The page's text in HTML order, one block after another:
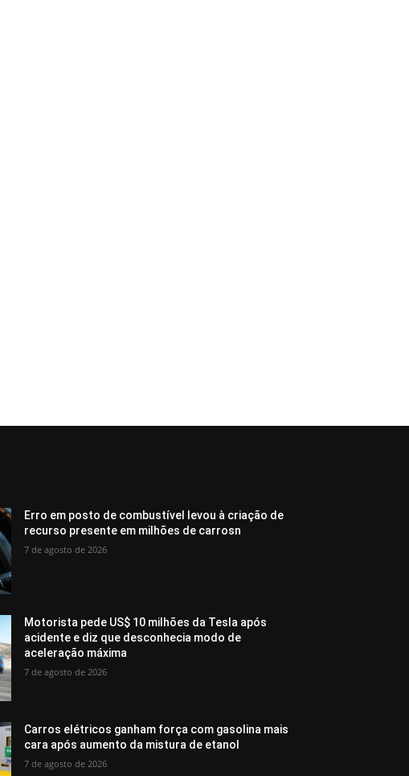
Erro em posto de combustível levou à criação de
recurso presente em milhões de carrosn
7 de agosto de 2026
Motorista pede US$ 10 milhões da Tesla após
acidente e diz que desconhecia modo de
aceleração máxima
7 de agosto de 2026
Carros elétricos ganham força com gasolina mais
cara após aumento da mistura de etanol
7 de agosto de 2026